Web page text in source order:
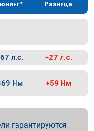
Разница
л.с. +27 л.с.
Нм +59 Нм
гарантируются